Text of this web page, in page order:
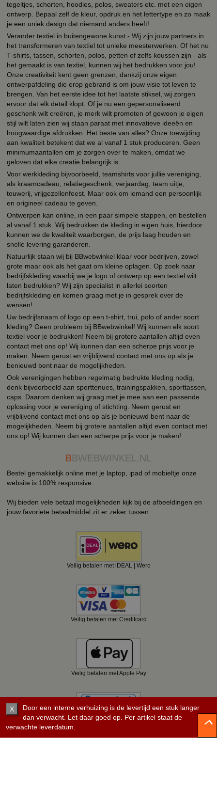
tegeltjes, schorten, hoodies, polos, sweaters etc. met een eigen
ontwerp. Bepaal zelf de kleur, opdruk en het lettertype en zo maak
je een uniek design dat niemand anders heeft!
Verander textiel in buitengewone kunst - Wij zijn jouw partners in
het transformeren van textiel tot unieke meesterwerken. Of het nu
T-shirts, tassen, schorten, polos, petten of zelfs koussen zijn - als
het gemaakt is van textiel, kunnen wij het bedrukken voor jou!
Onze creativiteit kent geen grenzen, dankzij onze eigen
ontwerpafdeling die erop gebrand is om jouw visie tot leven te
brengen. Van het eerste idee tot het laatste stiksel, wij zorgen
ervoor dat elk detail klopt. Of je nu een gepersonaliseerd
geschenk wilt creëren, je merk wilt promoten of gewoon je eigen
stijl wilt laten zien wij staan paraat met innovatieve ideeën en
hoogwaardige afdrukken. Het beste van alles? Onze toewijding
aan kwaliteit betekent dat we al vanaf 1 stuk produceren. Geen
minimumaantallen om je zorgen over te maken, omdat we
geloven dat elke creatie belangrijk is.
Voor werkkleding bijvoorbeeld, teamshirts voor jullie vereniging,
als kraamcadeau, relatiegeschenk, verjaardag, team uitje,
touwerij, vrijgezellenfeest. Maar ook om iemand een persoonlijk
en origineel cadeau te geven.
Ontwerpen kan online, in een paar simpele stappen, en bestellen
al vanaf 1 stuk. Wij bedrukken de kleding in eigen huis, hierdoor
kunnen we de kwaliteit waarborgen, de prijs laag houden en
snelle levering garanderen.
Natuurlijk staan wij bij BBwebwinkel klaar voor bedrijven, zowel
grote maar ook als het gaat om kleine oplagen. Op zoek naar
bedrijfskleding waarbij we je logo of ontwerp op een textiel wilt
laten bedrukken? Wij zijn specialist in allerlei soorten
bedrijfskleding en komen graag met je in gesprek over de
wensen!
Uw bedrijfsnaam of logo op een t-shirt, trui, polo of ander soort
kleding? Geen probleem bij BBwebwinkel! Wij kunnen elk soort
textiel voor je bedrukken! Neem bij grotere aantallen altijd even
contact met ons op! Wij kunnen dan een scherpe prijs voor je
maken. Neem gerust en vrijblijvend contact met ons op als je
benieuwd bent naar de mogelijkheden.
Ook verenigingen hebben regelmatig bedrukte kleding nodig,
denk bijvoorbeeld aan sporttenues, trainingspakken, sporttassen,
caps. Daarom denken wij graag met je mee aan een passende
oplossing voor je vereniging of stichting. Neem gerust en
vrijblijvend contact met ons op als je benieuwd bent naar de
mogelijkheden. Neem bij grotere aantallen altijd even contact met
ons op! Wij kunnen dan een scherpe prijs voor je maken!
BBWEBWINKEL.NL
Bestel gemakkelijk online met je laptop, ipad of mobieltje onze
website is 100% responsive.
Wij bieden vele betaal mogelijkheden kijk bij de afbeeldingen en
jouw favoriete betaalmiddel zit er zeker tussen.
Veilig betalen met iDEAL | Wero
Veilig betalen met Creditcard
Veilig betalen met Apple Pay
Veilig betalen met Bancontact
X
Door een interne verhuizing is de levertijd een stuk langer
dan verwacht. Let daar goed op. Per artikel staat de
verwachte leverdatum.